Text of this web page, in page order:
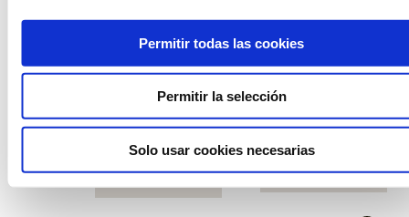
Permitir todas las cookies
Permitir la selección
Solo usar cookies necesarias